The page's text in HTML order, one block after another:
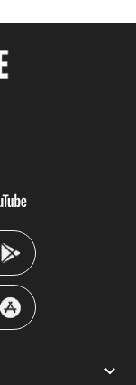
youtube-